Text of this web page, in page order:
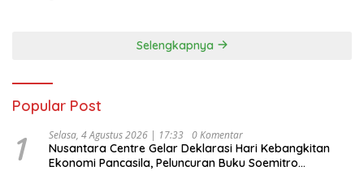
Selengkapnya
Popular Post
1 Selasa, 4 Agustus 2026 | 17:33 0 Komentar
Nusantara Centre Gelar Deklarasi Hari Kebangkitan
Ekonomi Pancasila, Peluncuran Buku Soemitro